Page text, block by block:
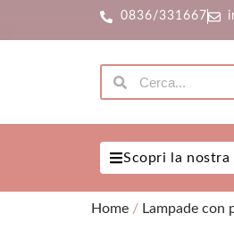
0836/331667
Scopri la nostra
Home / Lampade con